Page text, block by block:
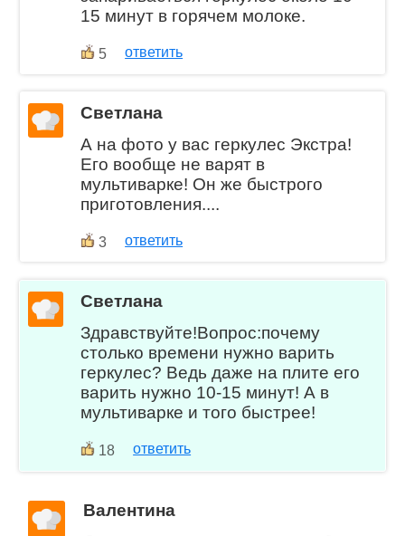
15 минут в горячем молоке.
5 ответить
Светлана
А на фото у вас геркулес Экстра!
Его вообще не варят в
мультиварке! Он же быстрого
приготовления....
3 ответить
Светлана
Здравствуйте!Вопрос:почему
столько времени нужно варить
геркулес? Ведь даже на плите его
варить нужно 10-15 минут! А в
мультиварке и того быстрее!
18 ответить
Валентина